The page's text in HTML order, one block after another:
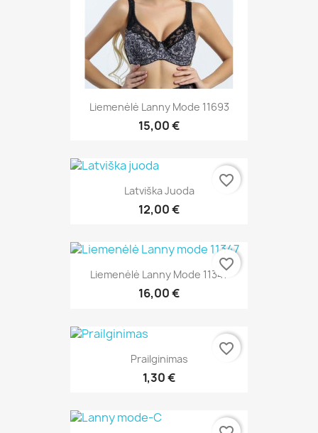
Liemenėlė Lanny Mode 11693
15,00 €
Latviška Juoda
12,00 €
favorite_border
Liemenėlė Lanny Mode 11347
16,00 €
favorite_border
Prailginimas
1,30 €
favorite_border